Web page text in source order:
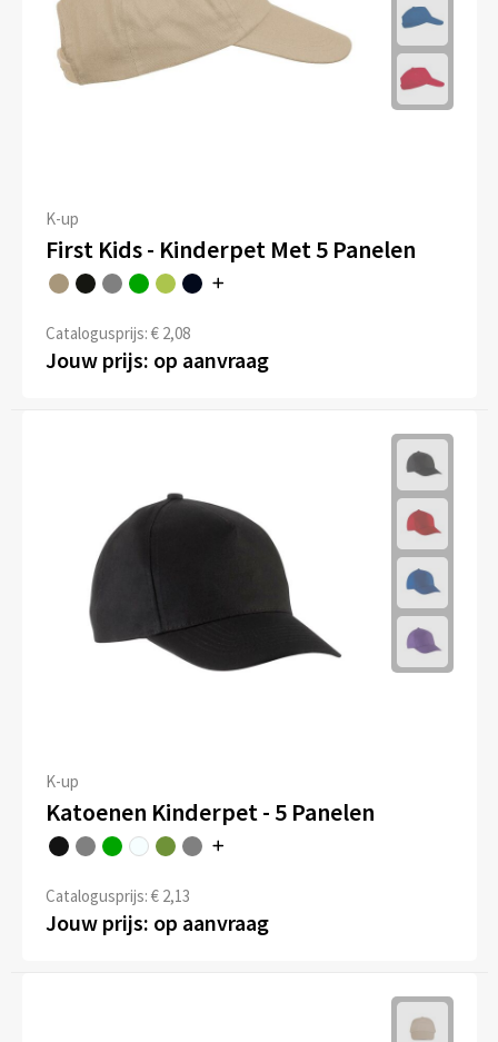
K-up
First Kids - Kinderpet Met 5 Panelen
Catalogusprijs: € 2,08
Jouw prijs: op aanvraag
K-up
Katoenen Kinderpet - 5 Panelen
Catalogusprijs: € 2,13
Jouw prijs: op aanvraag